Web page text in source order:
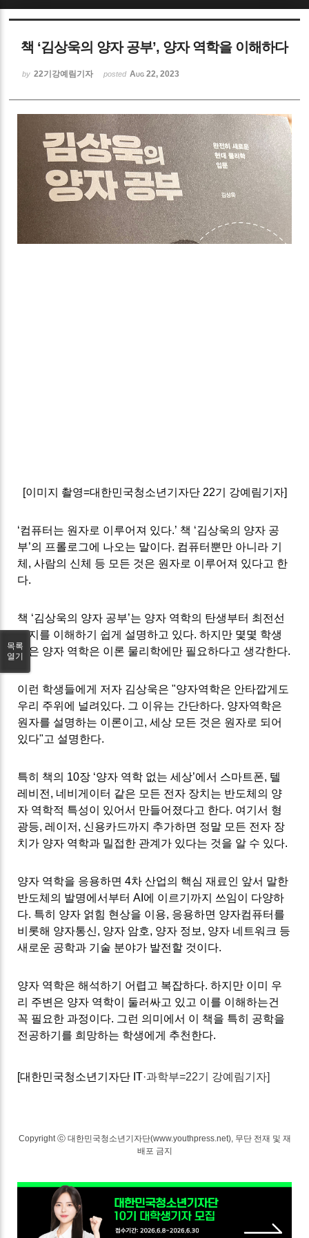
책 ‘김상욱의 양자 공부’, 양자 역학을 이해하다
by 22기강예림기자 posted Aug 22, 2023
[이미지 촬영=대한민국청소년기자단 22기 강예림기자]
‘컴퓨터는 원자로 이루어져 있다.’ 책 ‘김상욱의 양자 공
부’의 프롤로그에 나오는 말이다. 컴퓨터뿐만 아니라 기
체 ,사람의 신체 등 모든 것은 원자로 이루어져 있다고 한
다.
책 ‘김상욱의 양자 공부’는 양자 역학의 탄생부터 최전선
까지를 이해하기 쉽게 설명하고 있다. 하지만 몇몇 학생
들은 양자 역학은 이론 물리학에만 필요하다고 생각한다.
이런 학생들에게 저자 김상욱은"양자역학은 안타깝게도
우리 주위에 널려있다. 그 이유는 간단하다. 양자역학은
원자를 설명하는 이론이고, 세상 모든 것은 원자로 되어
있다"고 설명한다.
특히 책의 10장 ‘양자 역학 없는 세상’에서 스마트폰, 텔
레비전 , 네비게이터 같은 모든 전자 장치는 반도체의 양
자 역학적 특성이 있어서 만들어졌다고 한다. 여기서 형
광등, 레이저 , 신용카드까지 추가하면 정말 모든 전자 장
치가 양자 역학과 밀접한 관계가 있다는 것을 알 수 있다.
양자 역학을 응용하면 4차 산업의 핵심 재료인 앞서 말한
반도체의 발명에서부터 AI 에 이르기까지 쓰임이 다양하
다. 특히 양자 얽힘 현상을 이용, 응용하면 양자컴퓨터를
비롯해 양자통신, 양자 암호, 양자 정보 , 양자 네트워크 등
새로운 공학과 기술 분야가 발전할 것이다.
양자 역학은 해석하기 어렵고 복잡하다. 하지만 이미 우
리 주변은 양자 역학이 둘러싸고 있고 이를 이해하는건
꼭 필요한 과정이다. 그런 의미에서 이 책을 특히 공학을
전공하기를 희망하는 학생에게 추천한다.
[대한민국청소년기자단 IT·과학부=22기 강예림기자]
Copyright ⓒ 대한민국청소년기자단(www.youthpress.net), 무단 전재 및 재
배포 금지
목록
열기
Sketchbook5, 스케치북5
Sketchbook5, 스케치북5